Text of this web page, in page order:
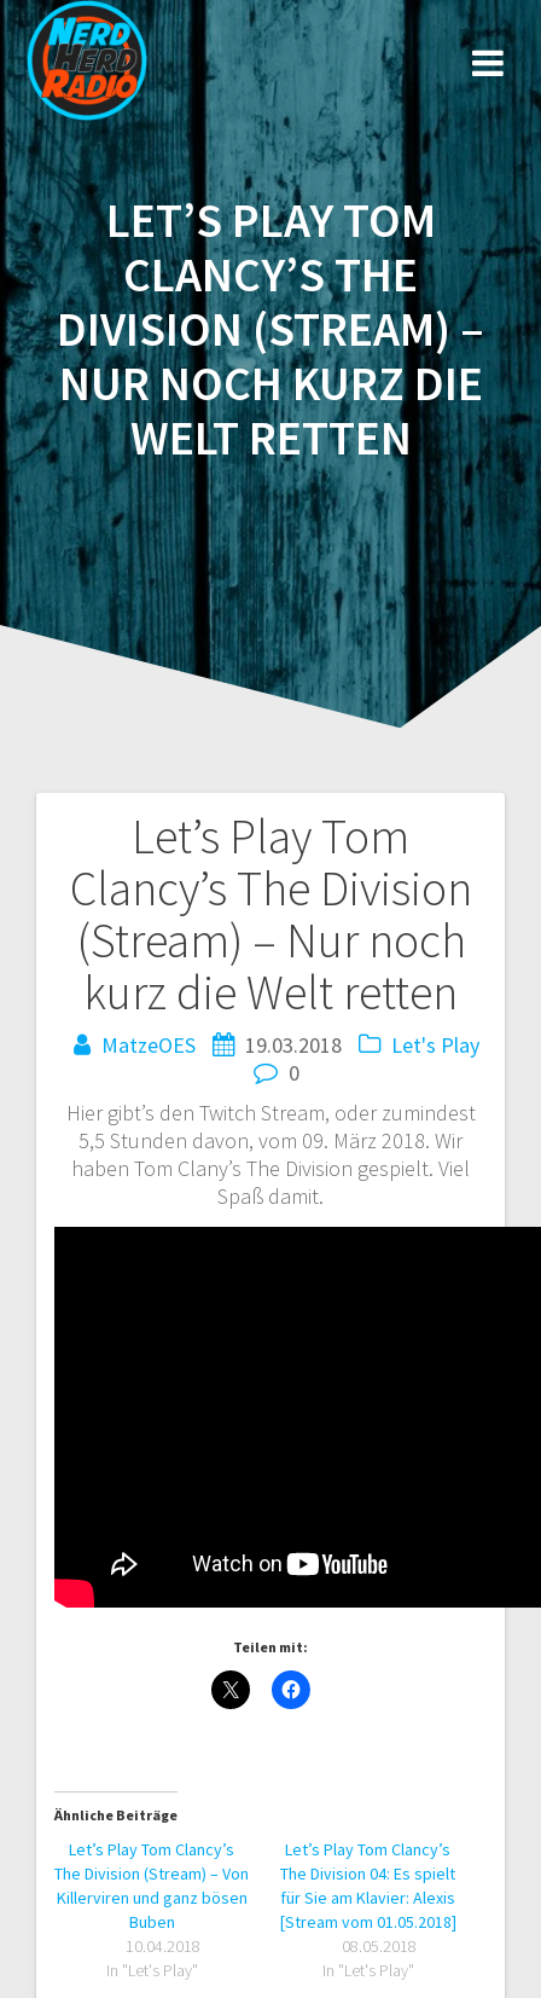
Zum
Inhalt
springen
LET’S PLAY TOM
CLANCY’S THE
DIVISION (STREAM) –
NUR NOCH KURZ DIE
WELT RETTEN
Let’s Play Tom
Clancy’s The Division
(Stream) – Nur noch
kurz die Welt retten
MatzeOES 19.03.2018
Let's Play
0
Hier gibt’s den Twitch Stream, oder zumindest
5,5 Stunden davon, vom 09. März 2018. Wir
haben Tom Clany’s The Division gespielt. Viel
Spaß damit.
Teilen mit:
Ähnliche Beiträge
Let’s Play Tom Clancy’s
The Division (Stream) – Von
Killerviren und ganz bösen
Buben
10.04.2018
In "Let's Play"
Let’s Play Tom Clancy’s
The Division 04: Es spielt
für Sie am Klavier: Alexis
[Stream vom 01.05.2018]
08.05.2018
In "Let's Play"
Beitragsnavigation